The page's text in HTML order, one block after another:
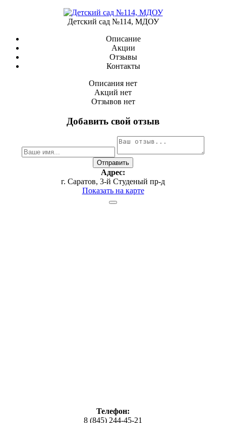
Детский сад №114, МДОУ
Описание
Акции
Отзывы
Контакты
Описания нет
Акций нет
Отзывов нет
Добавить свой отзыв
Адрес:
г. Саратов, 3-й Студеный пр-д
Показать на карте
Телефон:
8 (845) 244-45-21